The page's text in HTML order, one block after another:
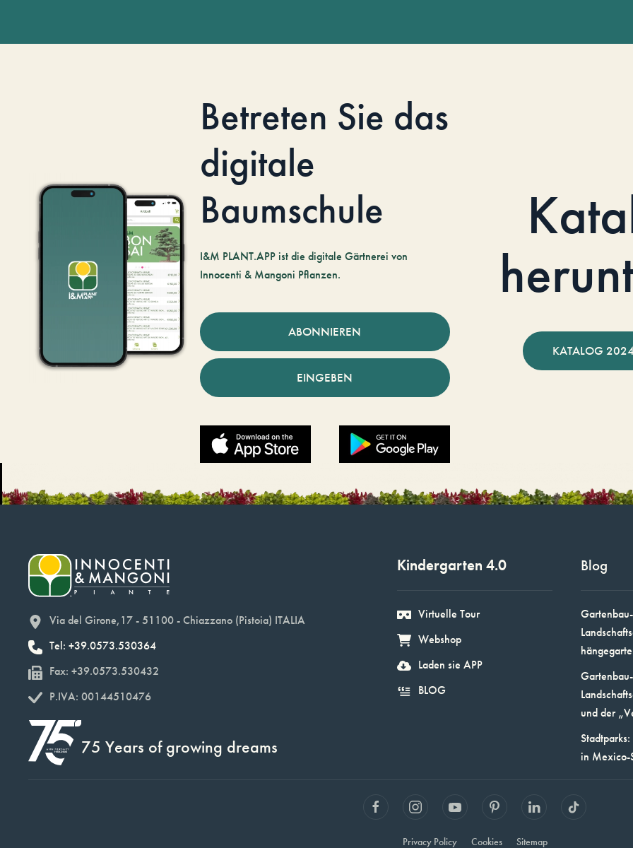
Betreten Sie das
digitale
Baumschule
I&M PLANT.APP ist die digitale Gärtnerei von
Innocenti & Mangoni Pflanzen.
ABONNIEREN
EINGEBEN
KATALOG
Via del Girone,17 - 51100 - Chiazzano (Pistoia) ITALIA
Tel: +39.0573.530364
Fax: +39.0573.530432
P.IVA: 00144510476
75 Years of growing dreams
Kindergarten 4.0
Virtuelle Tour
Webshop
Laden sie APP
BLOG
Blog
und der
in Mexico-
Privacy Policy Cookies Sitemap